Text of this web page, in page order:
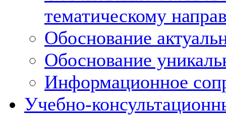
тематическому
Обоснование
Обоснование
Информационное
Учебно-